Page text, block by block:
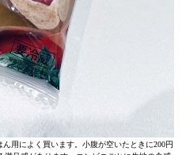
用によく買います。小腹が空いたときに200円